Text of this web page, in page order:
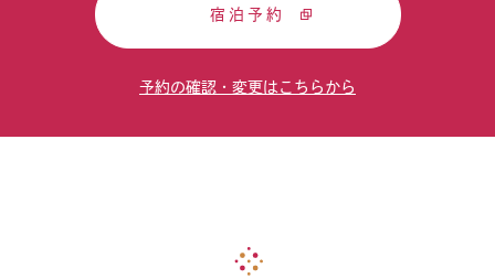
宿泊予約
予約の確認・変更はこちらから